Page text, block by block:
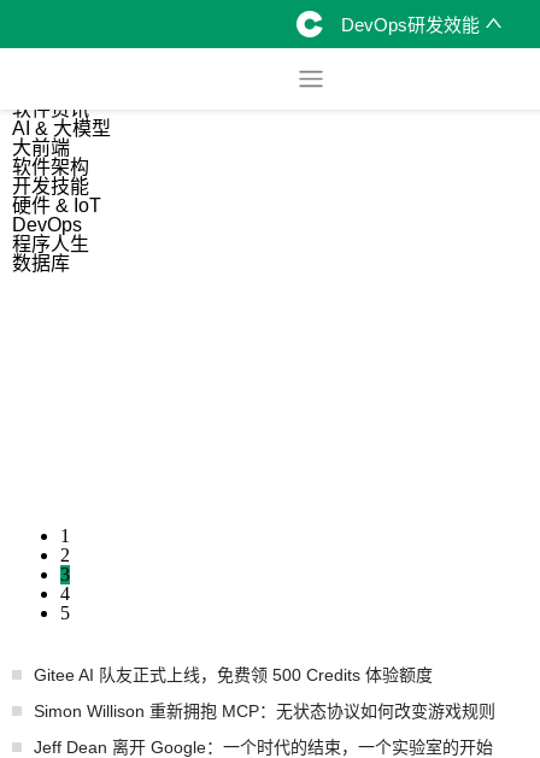
DevOps研发效能
软件资讯
AI & 大模型
大前端
软件架构
开发技能
硬件 & IoT
DevOps
程序人生
数据库
1
2
3
4
5
Gitee AI 队友正式上线，免费领 500 Credits 体验额度
Simon Willison 重新拥抱 MCP：无状态协议如何改变游戏规则
Jeff Dean 离开 Google：一个时代的结束，一个实验室的开始